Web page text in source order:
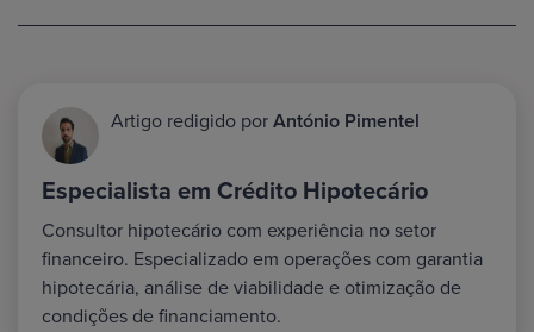
Artigo redigido porAntónio Pimentel
Especialista em Crédito Hipotecário
Consultor hipotecário com experiência no setor
financeiro. Especializado em operações com garantia
hipotecária, análise de viabilidade e otimização de
condições de financiamento.